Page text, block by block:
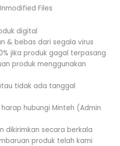
Files
digital
& bebas dari segala virus
jika produk gagal terpasang
produk menggunakan
tidak ada tanggal
hubungi Minteh (Admin
dikirimkan secara berkala
produk telah kami